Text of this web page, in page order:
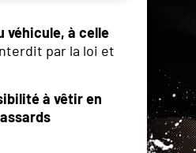
véhicule, à celle
par la loi et
à vêtir en